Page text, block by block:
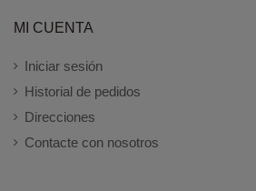
MI CUENTA
Iniciar sesión
Historial de pedidos
Direcciones
Contacte con nosotros